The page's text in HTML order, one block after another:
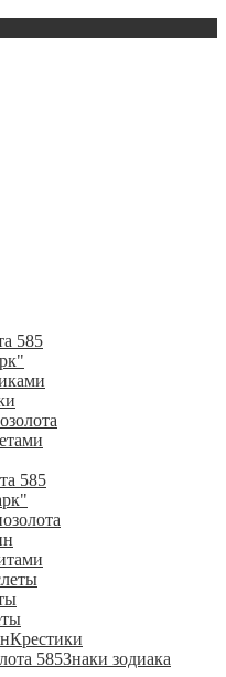
585
585
Крестики
585Знаки зодиака